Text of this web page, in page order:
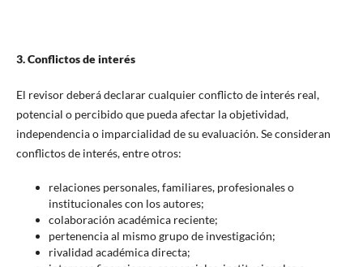
3. Conflictos de interés
El revisor deberá declarar cualquier conflicto de interés real,
potencial o percibido que pueda afectar la objetividad,
independencia o imparcialidad de su evaluación. Se consideran
conflictos de interés, entre otros:
relaciones personales, familiares, profesionales o
institucionales con los autores;
colaboración académica reciente;
pertenencia al mismo grupo de investigación;
rivalidad académica directa;